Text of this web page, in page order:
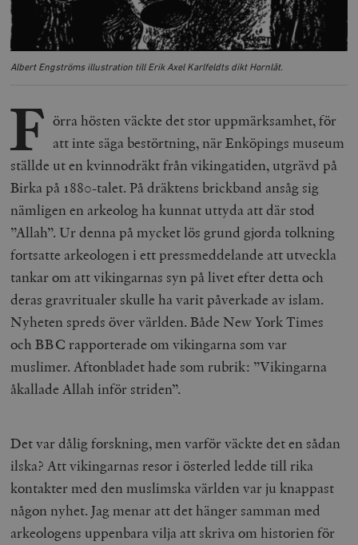
Albert Engströms illustration till Erik Axel Karlfeldts dikt Hornlåt.
F örra hösten väckte det stor uppmärksamhet, för
att inte säga bestörtning, när Enköpings museum
ställde ut en kvinnodräkt från vikingatiden, utgrävd på
Birka på 1880-talet. På dräktens brickband ansåg sig
nämligen en arkeolog ha kunnat uttyda att där stod
”Allah”. Ur denna på mycket lös grund gjorda tolkning
fortsatte arkeologen i ett pressmeddelande att utveckla
tankar om att vikingarnas syn på livet efter detta och
deras gravritualer skulle ha varit påverkade av islam.
Nyheten spreds över världen. Både New York Times
och BBC rapporterade om vikingarna som var
muslimer. Aftonbladet hade som rubrik: ”Vikingarna
åkallade Allah inför striden”.
Det var dålig forskning, men varför väckte det en sådan
ilska? Att vikingarnas resor i österled ledde till rika
kontakter med den muslimska världen var ju knappast
någon nyhet. Jag menar att det hänger samman med
arkeologens uppenbara vilja att skriva om historien för